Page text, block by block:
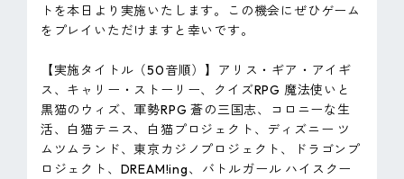
トを本日より実施いたします。この機会にぜひゲーム
をプレイいただけますと幸いです。
【実施タイトル（50音順）】アリス・ギア・アイギ
ス、キャリー・ストーリー、クイズRPG 魔法使いと
黒猫のウィズ、軍勢RPG 蒼の三国志、コロニーな生
活、白猫テニス、白猫プロジェクト、ディズニー ツ
ムツムランド、東京カジノプロジェクト、ドラゴンプ
ロジェクト、DREAM!ing、バトルガール ハイスクー